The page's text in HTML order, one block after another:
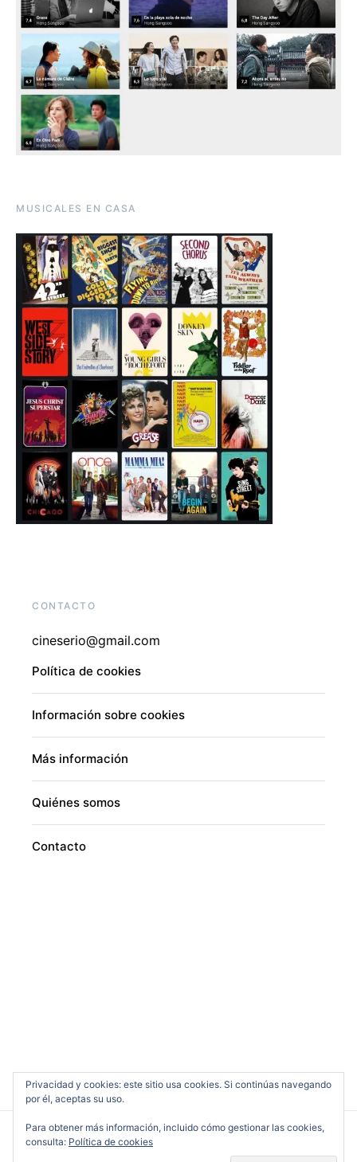
MUSICALES EN CASA
CONTACTO
cineserio@gmail.com
Política de cookies
Información sobre cookies
Más información
Quiénes somos
Contacto
Privacidad y cookies: este sitio usa cookies. Si continúas navegando
por él, aceptas su uso.
Para obtener más información, incluido cómo gestionar las cookies,
consulta: Política de cookies